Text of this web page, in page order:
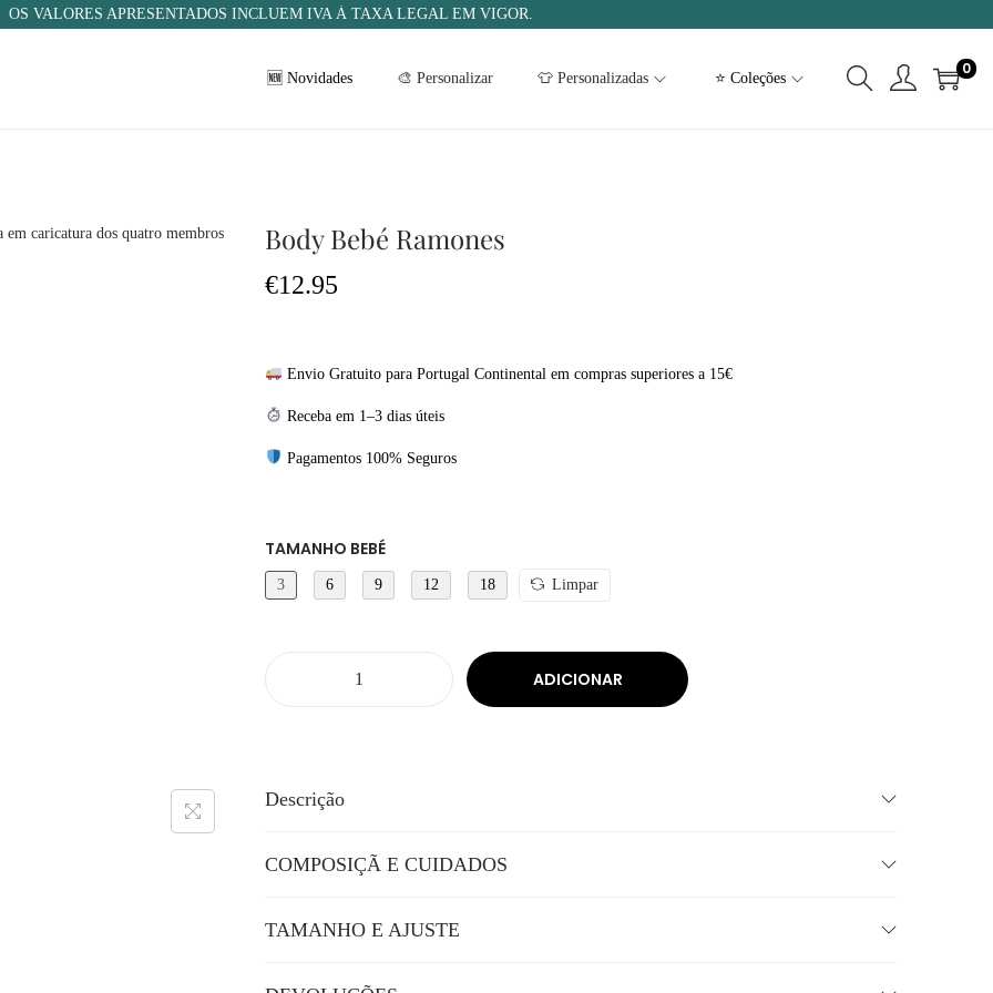
OS VALORES APRESENTADOS INCLUEM IVA À TAXA LEGAL EM VIGOR.
🆕 Novidades 🎨 Personalizar 👕 Personalizadas ⭐ Coleções
0
Body Bebé Ramones
€12.95
Envio Gratuito para Portugal Continental em compras superiores a 15€
Receba em 1–3 dias úteis
Pagamentos 100% Seguros
TAMANHO BEBÉ
3 6 9 12 18 Limpar
d
d
ADICIONAR
Descrição
COMPOSIÇÃ E CUIDADOS
TAMANHO E AJUSTE